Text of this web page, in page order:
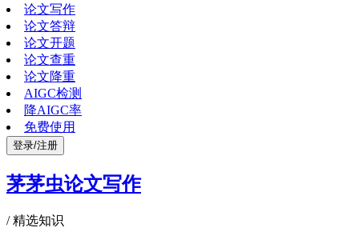
论文写作
论文答辩
论文开题
论文查重
论文降重
AIGC检测
降AIGC率
免费使用
登录/注册
茅茅虫论文写作
/精选知识